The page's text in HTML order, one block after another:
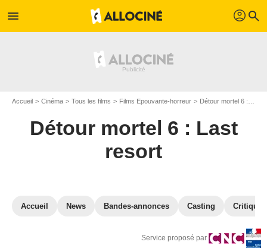
menu profil search
Accueil Cinéma Tous les films Films Epouvante-horreur Détour mortel 6 : Last resort
Détour mortel 6 : Last
resort
Accueil News Bandes-annonces Casting
Service proposé par